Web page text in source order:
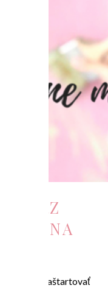
KURZ
NA
chcú naštartovať